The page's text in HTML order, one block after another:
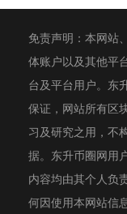
免责声明：本网站
体账户以及其他平
台及平台用户。东
保证，网站所有区
习及研究之用，不
据。东升币圈网用
内容均由其个人负
何因使用本网站信